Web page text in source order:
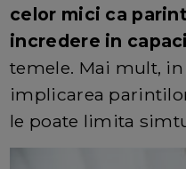
celor mici ca
incredere in
temele. Mai mult,
implicarea
le poate limita